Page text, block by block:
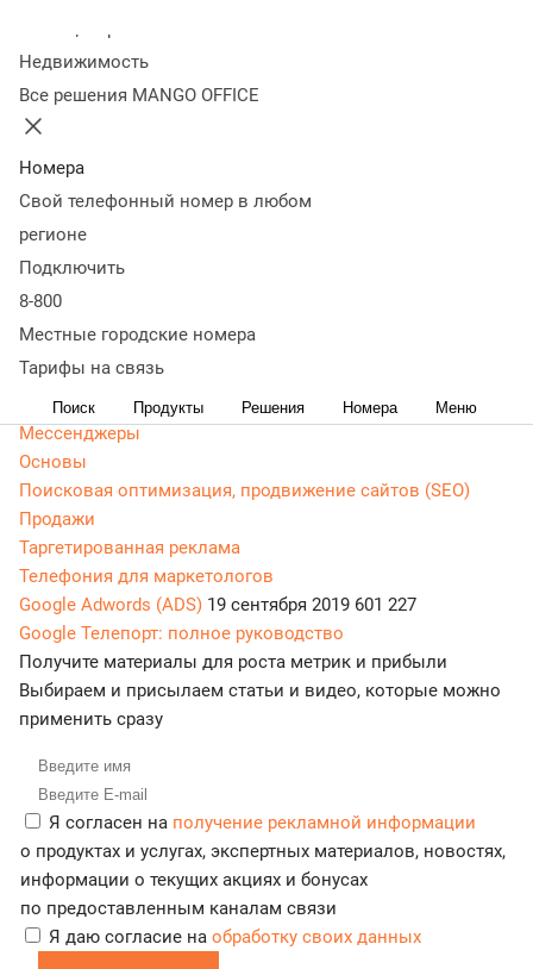
Недвижимость
Все решения MANGO OFFICE
Номера
Свой телефонный номер в любом
регионе
Подключить
8-800
Местные городские номера
Тарифы на связь
Поиск Продукты Решения Номера Меню
Статьи, обзоры, ТОПы, идеи и советы для развития
бизнеса. Энциклопедия маркетолога, Google Adwords
(ADS) - актуальная, живая и понятная информация
доступным языком.
CRM маркетинг
Аналитика
Веб-аналитика
Веб-разработка
Контекстная реклама
Яндекс Директ
Контент-маркетинг
Мессенджеры
Основы
Поисковая оптимизация, продвижение сайтов (SEO)
Продажи
Таргетированная реклама
Телефония для маркетологов
Google Adwords (ADS) 19 сентября 2019 601 227
Google Телепорт: полное руководство
Получите материалы для роста метрик и прибыли
Выбираем и присылаем статьи и видео, которые можно
применить сразу
Я согласен на получение рекламной информации
о продуктах и услугах, экспертных материалов, новостях,
информации о текущих акциях и бонусах
по предоставленным каналам связи
Я даю согласие на обработку своих данных